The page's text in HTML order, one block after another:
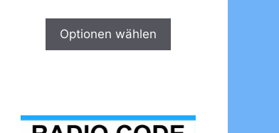
Optionen wählen